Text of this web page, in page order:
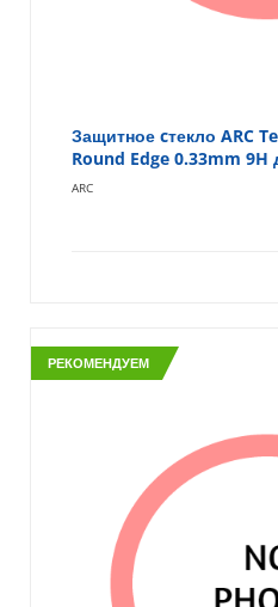
Защитное cтекло ARC
Round Edge 0.33mm 9H
ARC
РЕКОМЕНДУЕМ